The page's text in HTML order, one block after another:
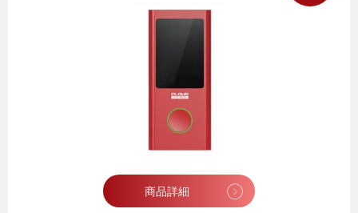
商品詳細